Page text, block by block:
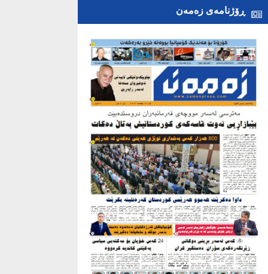
ڕۆژنامەی زەمەن